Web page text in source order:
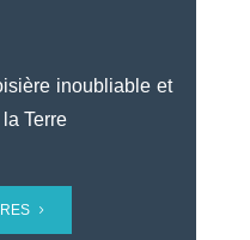
inoubliable et
Terre